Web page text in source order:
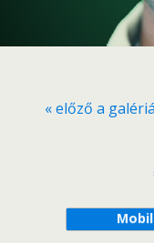
« előző a
Mobil